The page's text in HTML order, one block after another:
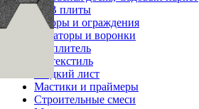
OSB плиты
Заборы и ограждения
Аэраторы и воронки
Утеплитель
Геотекстиль
Гладкий лист
Мастики и праймеры
Строительные смеси